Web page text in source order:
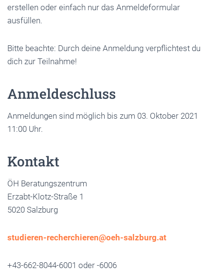
erstellen oder einfach nur das Anmeldeformular
ausfüllen.
Bitte beachte: Durch deine Anmeldung verpflichtest du
dich zur Teilnahme!
Anmeldeschluss
Anmeldungen sind möglich bis zum 03. Oktober 2021
11:00 Uhr.
Kontakt
ÖH Beratungszentrum
Erzabt-Klotz-Straße 1
5020 Salzburg
studieren-recherchieren@oeh-salzburg.at
+43-662-8044-6001 oder -6006